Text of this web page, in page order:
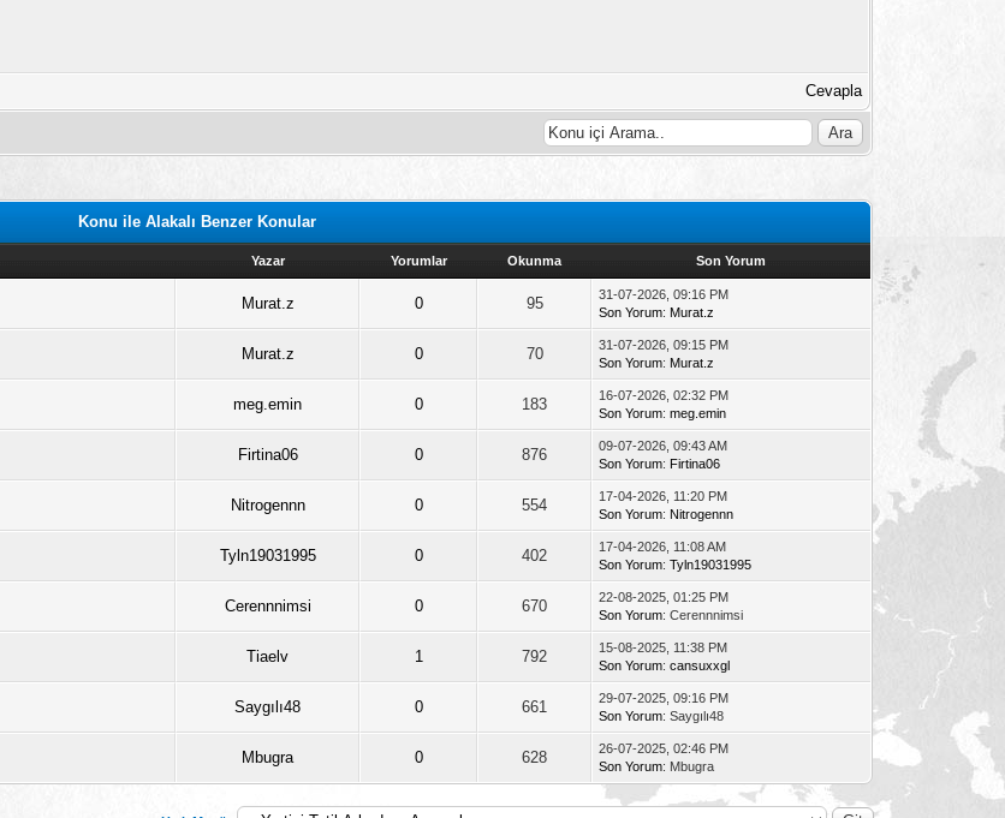
Cevapla
Konu ile Alakalı Benzer Konular
Yazar Yorumlar Okunma Son Yorum
Murat.z 0 95
31-07-2026, 09:16 PM
Son Yorum: Murat.z
Murat.z 0 70
31-07-2026, 09:15 PM
Son Yorum: Murat.z
meg.emin 0 183
16-07-2026, 02:32 PM
Son Yorum:meg.emin
Firtina06 0 876
09-07-2026, 09:43 AM
Son Yorum: Firtina06
Nitrogennn 0 554
17-04-2026, 11:20 PM
Son Yorum: Nitrogennn
Tyln19031995 0 402
17-04-2026, 11:08 AM
Son Yorum:Tyln19031995
Cerennnimsi 0 670
22-08-2025, 01:25 PM
Son Yorum: Cerennnimsi
Tiaelv 1 792
15-08-2025, 11:38 PM
Son Yorum:cansuxxgl
Saygılı48 0 661
29-07-2025, 09:16 PM
Son Yorum: Saygılı48
Mbugra 0 628
26-07-2025, 02:46 PM
Son Yorum: Mbugra